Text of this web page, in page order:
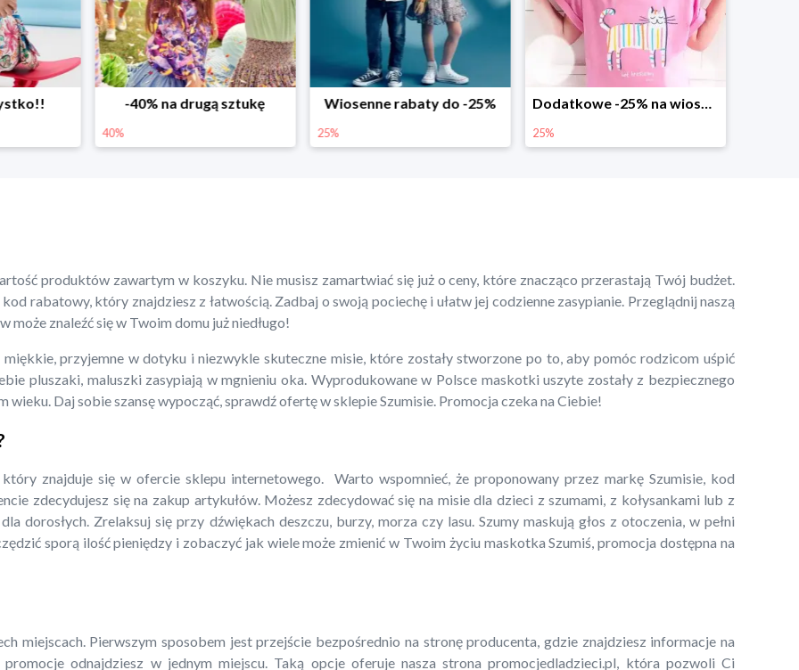
-40% na drugą sztukę
40%
Wiosenne rabaty do -25%
25%
Dodatkowe -25% na wiosenne nowości
25%
produktów zawartym w koszyku. Nie musisz zamartwiać się już o ceny, które znacząco przerastają Twój budżet.
rabatowy, który znajdziesz z łatwością. Zadbaj o swoją pociechę i ułatw jej codzienne zasypianie. Przeglądnij naszą
znaleźć się w Twoim domu już niedługo!
przyjemne w dotyku i niezwykle skuteczne misie, które zostały stworzone po to, aby pomóc rodzicom uśpić
pluszaki, maluszki zasypiają w mgnieniu oka. Wyprodukowane w Polsce maskotki uszyte zostały z bezpiecznego
Daj sobie szansę wypocząć, sprawdź ofertę w sklepie Szumisie. Promocja czeka na Ciebie!
znajduje się w ofercie sklepu internetowego. Warto wspomnieć, że proponowany przez markę Szumisie, kod
zdecydujesz się na zakup artykułów. Możesz zdecydować się na misie dla dzieci z szumami, z kołysankami lub z
dorosłych. Zrelaksuj się przy dźwiękach deszczu, burzy, morza czy lasu. Szumy maskują głos z otoczenia, w pełni
sporą ilość pieniędzy i zobaczyć jak wiele może zmienić w Twoim życiu maskotka Szumiś, promocja dostępna na
miejscach. Pierwszym sposobem jest przejście bezpośrednio na stronę producenta, gdzie znajdziesz informacje na
odnajdziesz w jednym miejscu. Taką opcje oferuje nasza strona promocjedladzieci.pl, która pozwoli Ci